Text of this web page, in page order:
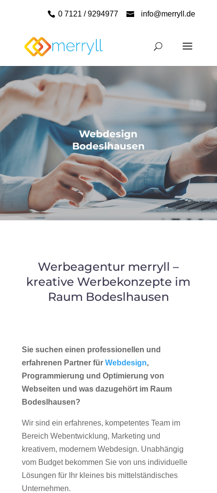
0 7121 / 9294977 info@merryll.de
Webdesign
Bodeslhausen
Werbeagentur merryll –
kreative Werbekonzepte im
Raum Bodeslhausen
Sie suchen einen professionellen und
erfahrenen Partner für Webdesign,
Programmierung und Optimierung von
Webseiten und was dazugehört im Raum
Bodeslhausen?
Wir sind ein erfahrenes, kompetentes Team im
Bereich Webentwicklung, Marketing und
kreativem, modernem Webdesign. Unabhängig
vom Budget bekommen Sie von uns individuelle
Lösungen für Ihr kleines bis mittelständisches
Unternehmen.